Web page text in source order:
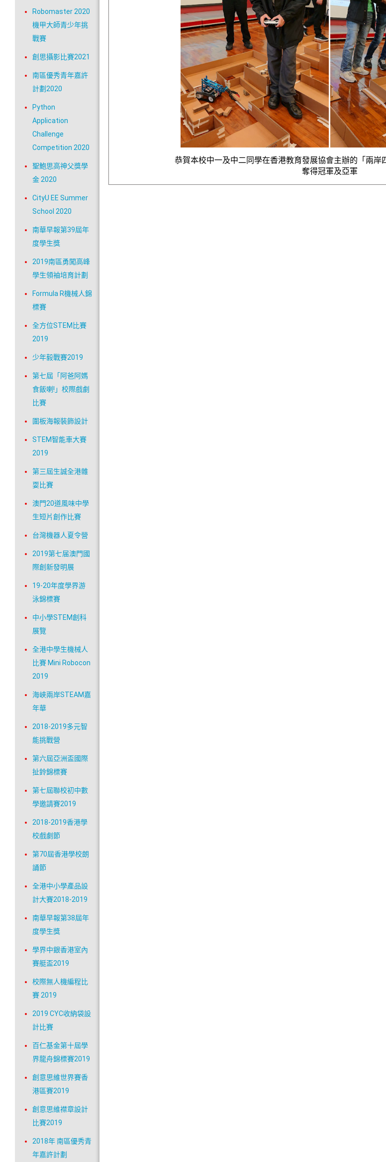
恭賀本校中一及中二同學在香港教育發展協會主辦的「兩岸
奪得冠軍及亞軍
Robomaster 2020
機甲大師青少年挑
戰賽
創思攝影比賽2021
南區優秀青年嘉許
計劃2020
Python
Application
Challenge
Competition 2020
聖鮑思高神父獎學
金 2020
CityU EE Summer
School 2020
南華早報第39屆年
度學生獎
2019南區勇闖高峰
學生領袖培育計劃
Formula R機械人錦
標賽
全方位STEM比賽
2019
少年毅戰賽2019
第七屆「阿爸阿媽
食飯喇!」校際戲劇
比賽
圍板海報裝飾設計
STEM智能車大賽
2019
第三屆生誠全港雜
耍比賽
澳門20道風味中學
生短片創作比賽
台灣機器人夏令營
2019第七届澳門國
際創新發明展
19-20年度學界游
泳錦標賽
中小學STEM創科
展覽
全港中學生機械人
比賽 Mini Robocon
2019
海峽兩岸STEAM嘉
年華
2018-2019多元智
能挑戰營
第六屆亞洲盃國際
扯鈴錦標賽
第七屆聯校初中數
學邀請賽2019
2018-2019香港學
校戲劇節
第70屆香港學校朗
誦節
全港中小學產品設
計大賽2018-2019
南華早報第38屆年
度學生獎
學界中銀香港室內
賽艇盃2019
校際無人機編程比
賽 2019
2019 CYC收納袋設
計比賽
百仁基金第十屆學
界龍舟錦標賽2019
創意思維世界賽香
港區賽2019
創意思維襟章設計
比賽2019
2018年 南區優秀青
年嘉許計劃